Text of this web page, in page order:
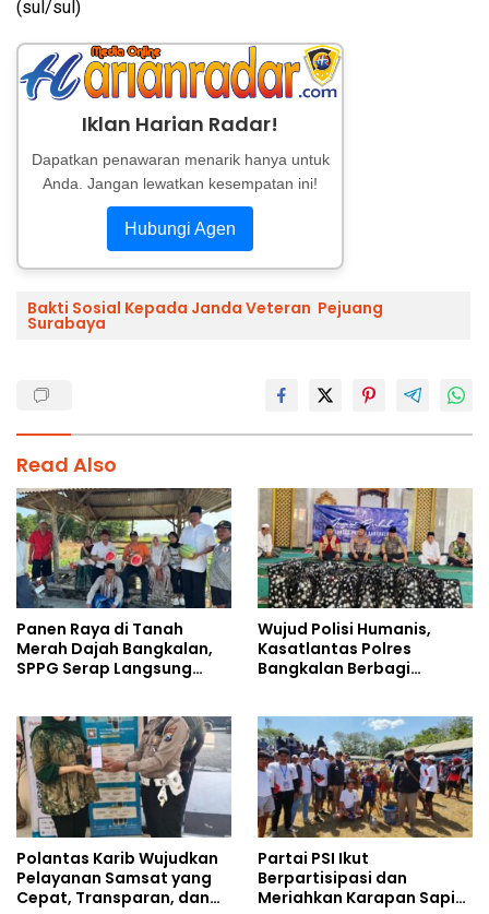
(sul/sul)
Iklan Harian Radar!
Dapatkan penawaran menarik hanya untuk
Anda. Jangan lewatkan kesempatan ini!
Hubungi Agen
Bakti Sosial Kepada Janda Veteran Pejuang
Surabaya
Read Also
Panen Raya di Tanah
Merah Dajah Bangkalan,
SPPG Serap Langsung
Wujud Polisi Humanis,
Kasatlantas Polres
Bangkalan Berbagi
Ahmad Ibrahim
Polantas Karib Wujudkan
Pelayanan Samsat yang
Cepat, Transparan, dan
Partai PSI Ikut
Berpartisipasi dan
Meriahkan Karapan Sapi